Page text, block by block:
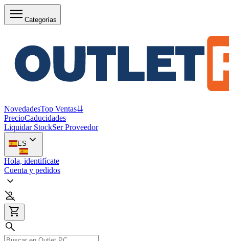
Categorías
NovedadesTop Ventas⇊
PrecioCaducidades
Liquidar StockSer Proveedor
ES
Hola, identifícate
Cuenta y pedidos